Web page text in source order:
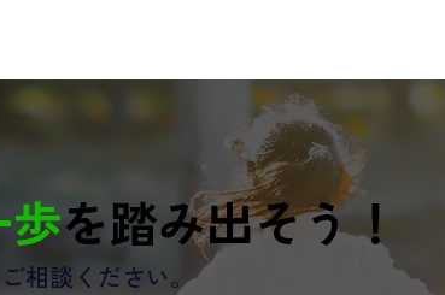
を踏み出そう！
相談ください。